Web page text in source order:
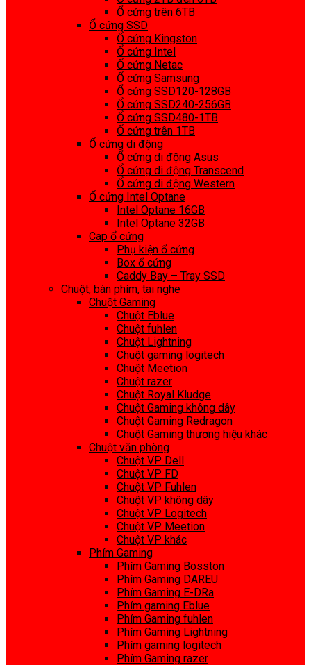
Ổ cứng trên 6TB
Ổ cứng SSD
Ổ cứng Kingston
Ổ cứng Intel
Ổ cứng Netac
Ổ cứng Samsung
Ổ cứng SSD120-128GB
Ổ cứng SSD240-256GB
Ổ cứng SSD480-1TB
Ổ cứng trên 1TB
Ổ cứng di động
Ổ cứng di động Asus
Ổ cứng di động Transcend
Ổ cứng di động Western
Ổ cứng Intel Optane
Intel Optane 16GB
Intel Optane 32GB
Cap ổ cứng
Phụ kiện ổ cứng
Box ổ cứng
Caddy Bay – Tray SSD
Chuột, bàn phím, tai nghe
Chuột Gaming
Chuột Eblue
Chuột fuhlen
Chuột Lightning
Chuột gaming logitech
Chuột Meetion
Chuột razer
Chuột Royal Kludge
Chuột Gaming không dây
Chuột Gaming Redragon
Chuột Gaming thương hiệu khác
Chuột văn phòng
Chuột VP Dell
Chuột VP FD
Chuột VP Fuhlen
Chuột VP không dây
Chuột VP Logitech
Chuột VP Meetion
Chuột VP khác
Phím Gaming
Phím Gaming Bosston
Phím Gaming DAREU
Phím Gaming E-DRa
Phím gaming Eblue
Phím Gaming fuhlen
Phím Gaming Lightning
Phím gaming logitech
Phím Gaming razer